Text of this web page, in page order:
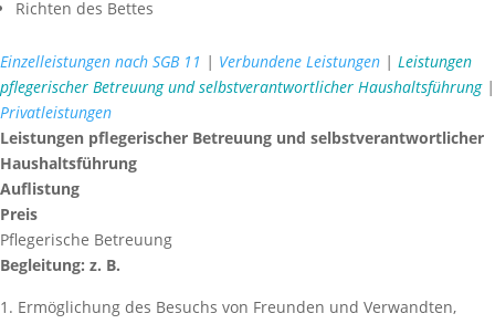
Richten des Bettes
Einzelleistungen nach SGB 11 | Verbundene Leistungen | Leistungen
pflegerischer Betreuung und selbstverantwortlicher Haushaltsführung|
Privatleistungen
Leistungen pflegerischer Betreuung und selbstverantwortlicher
Haushaltsführung
Auflistung
Preis
Pflegerische Betreuung
Begleitung: z. B.
Ermöglichung des Besuchs von Freunden und Verwandten,